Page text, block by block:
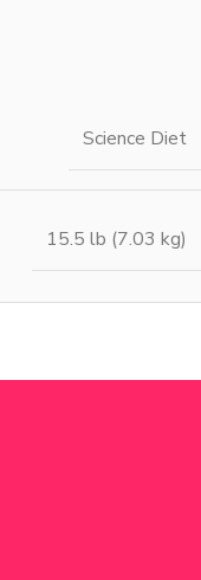
Science Diet
15.5 lb (7.03 kg)